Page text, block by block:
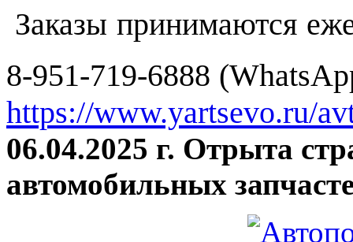
Заказы принимаются
8-951-719-6888
https://www.yartsevo.ru/
06.04.2025 г. Отрыта
автомобильных